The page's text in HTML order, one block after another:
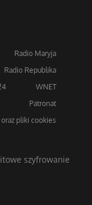
Radio Maryja
Radio Republika
WNET
Patronat
pliki cookies
szyfrowanie